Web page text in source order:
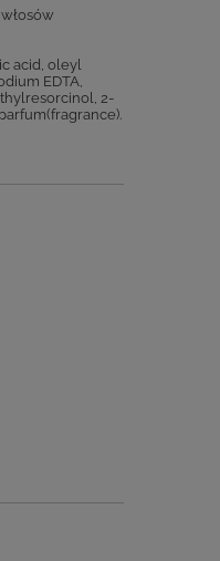
acid, oleyl
EDTA,
2-